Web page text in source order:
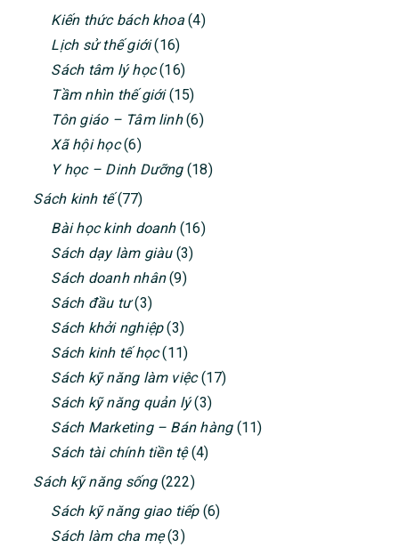
SIDEBAR
Kiến thức bách khoa(4)
Lịch sử thế giới(16)
Sách tâm lý học(16)
Tầm nhìn thế giới(15)
Tôn giáo – Tâm linh(6)
Xã hội học(6)
Y học – Dinh Dưỡng(18)
Sách kinh tế(77)
Bài học kinh doanh(16)
Sách dạy làm giàu(3)
Sách doanh nhân(9)
Sách đầu tư(3)
Sách khởi nghiệp(3)
Sách kinh tế học(11)
Sách kỹ năng làm việc(17)
Sách kỹ năng quản lý(3)
Sách Marketing – Bán hàng(11)
Sách tài chính tiền tệ(4)
Sách kỹ năng sống(222)
Sách kỹ năng giao tiếp(6)
Sách làm cha mẹ(3)